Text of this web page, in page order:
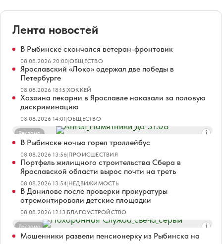
Лента новостей
В Рыбинске скончался ветеран-фронтовик
08.08.2026 20:00|ОБЩЕСТВО
Ярославский «Локо» одержал две победы в
Петербурге
08.08.2026 18:15|ХОККЕЙ
Хозяина пекарни в Ярославле наказали за половую
дискриминацию
08.08.2026 14:01|ОБЩЕСТВО
Реклама
В Рыбинске ночью горел троллейбус
08.08.2026 13:56|ПРОИСШЕСТВИЯ
Портфель жилищного строительства Сбера в
Ярославской области вырос почти на треть
08.08.2026 13:54|НЕДВИЖИМОСТЬ
В Данилове после проверки прокуратуры
отремонтировали детские площадки
08.08.2026 12:13|БЛАГОУСТРОЙСТВО
Реклама
Мошенники развели пенсионерку из Рыбинска на